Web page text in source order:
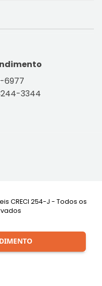
6977
3344
CRECI 254-J - Todos os